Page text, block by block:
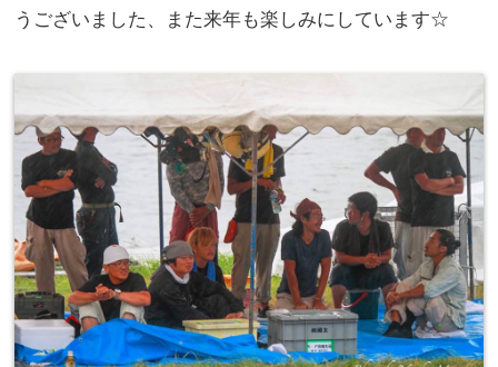
うございました、また来年も楽しみにしています☆